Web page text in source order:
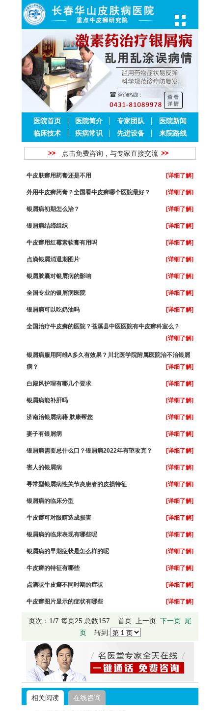
医院首页 医院简介 专家团队
医院新闻
临床技术
疾病常识 先进设备 来院路线
点击免费咨询，与专家直接交流
牛皮肤癣用药膏还是不用 [详细了解]
外用牛皮癣药膏？全国看牛皮癣哪个医院最好？ [详细了解]
银屑病初期怎么治？ [详细了解]
银屑病结缔组织 [详细了解]
牛皮癣用红霉素软膏有用吗 [详细了解]
点滴银屑消退期图片 [详细了解]
银屑胶囊对银屑病的影响 [详细了解]
全国专业的银屑病医院 [详细了解]
银屑病可以吃奶油吗 [详细了解]
全国治疗牛皮癣的医院？苍溪县中医医院有牛皮癣科室么？
[详细了解]
银屑病服用阿维A多久有效果？川北医学院附属医院治不治银屑
病？
[详细了解]
白殿风护理有哪几个要求 [详细了解]
银屑病能补肝吗 [详细了解]
济南治银屑病藉 肤康帮您 [详细了解]
妻子有银屑病 [详细了解]
银屑病需要忌什么口？银屑病2022年有望攻克？ [详细了解]
害人的银屑病 [详细了解]
寻常型银屑病性关节炎患者的皮损特征 [详细了解]
银屑病的临床分型 [详细了解]
牛皮癣可对眼睛造成损害 [详细了解]
银屑病的临床表现有哪些呢 [详细了解]
银屑病的早期症状是怎么样的呢 [详细了解]
牛皮癣的特征有哪些 [详细了解]
点滴状牛皮癣不同时期的症状 [详细了解]
牛皮癣图片显示的症状有哪些 [详细了解]
页次：1/7 每页25 总数157 首页 上一页 下一页 尾
页转到:
相关阅读 在线咨询